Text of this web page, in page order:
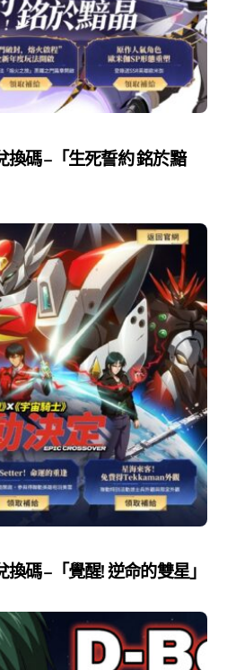
換碼 –「生死誓約 銘於黯
碼 –「覺醒! 逆命的雙星」